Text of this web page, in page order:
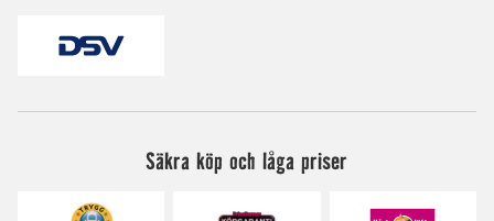
Säkra köp och låga priser